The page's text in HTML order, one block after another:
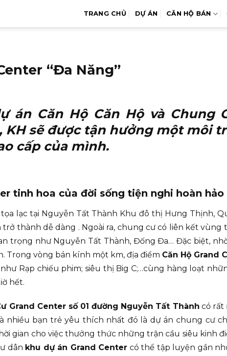
TRANG CHỦ DỰ ÁN CĂN HỘ BÁN
“Đa Năng”
án Căn Hộ Căn Hộ và Chung
KH sẽ được tận hưởng một môi
cấp của mình.
tinh hoa của đời sống tiện nghi hoàn hảo
lạc tại Nguyễn Tất Thành Khu đô thị Hưng Thịnh,
thành dễ dàng . Ngoài ra, chung cư có liên kết vùng
trọng như Nguyễn Tất Thành, Đống Đa… Đặc biệt,
Trong vòng bán kính một km, địa điểm Căn Hộ Grand
Rạp chiếu phim; siêu thị Big C;…cùng hàng loạt
hết.
Grand Center số 01 đường Nguyễn Tất Thành có rất
nhiều bạn trẻ yêu thích nhất đó là dự án chung cư
gian cho việc thưởng thức những trận cầu siêu kinh
dân khu dự án Grand Center có thể tập luyện gần